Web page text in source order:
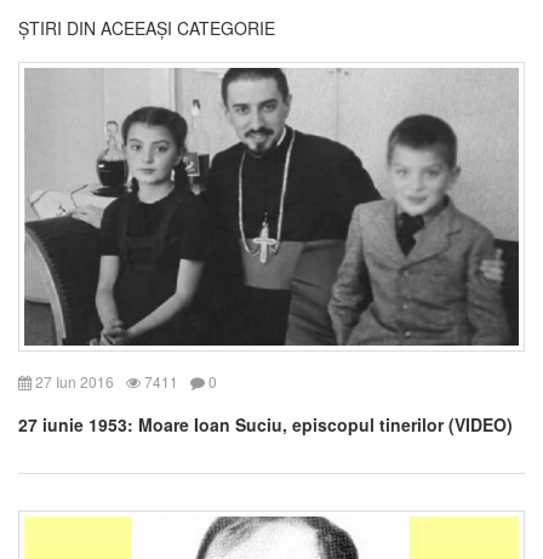
ȘTIRI DIN ACEEAȘI CATEGORIE
27 Iun 2016 7411 0
27 iunie 1953: Moare Ioan Suciu, episcopul tinerilor (VIDEO)